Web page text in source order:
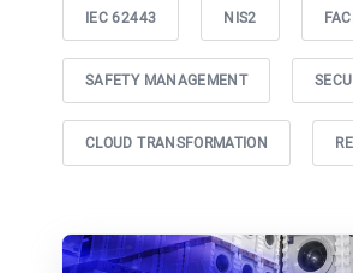
IEC 62443 NIS2
SAFETY MANAGEMENT
CLOUD TRANSFORMATION